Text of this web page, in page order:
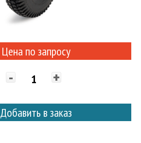
Цена по запросу
- +
Добавить в заказ